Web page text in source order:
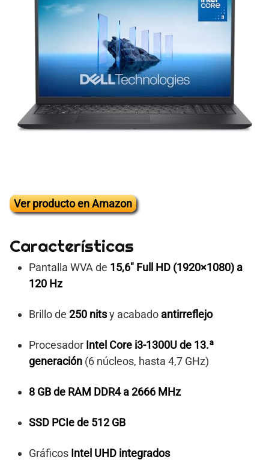
Ver producto en Amazon
Características
Pantalla WVA de 15,6″ Full HD (1920×1080) a
120 Hz
Brillo de 250 nitsy acabado antirreflejo
Procesador Intel Core i3-1300U de 13.ª
generación (6 núcleos, hasta 4,7 GHz)
8 GB de RAM DDR4 a 2666 MHz
SSD PCIe de 512 GB
Gráficos Intel UHD integrados